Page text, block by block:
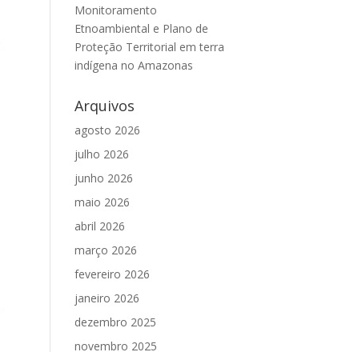
Monitoramento
Etnoambiental e Plano de
Proteção Territorial em terra
indígena no Amazonas
Arquivos
agosto 2026
julho 2026
junho 2026
maio 2026
abril 2026
março 2026
fevereiro 2026
janeiro 2026
dezembro 2025
novembro 2025